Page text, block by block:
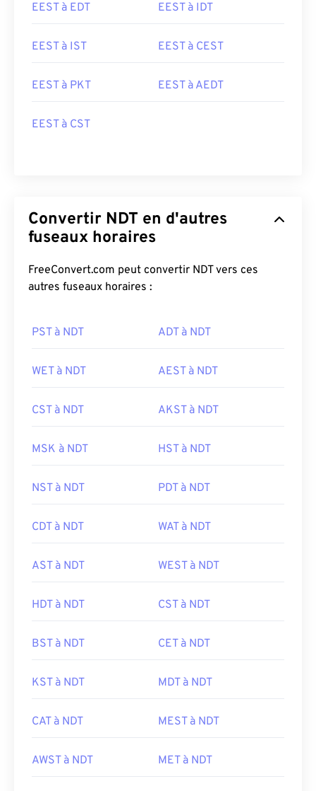
EEST à EDT EEST à IDT
EEST à IST EEST à CEST
EEST à PKT EEST à AEDT
EEST à CST
Convertir NDT en d'autres
fuseaux horaires
FreeConvert.com peut convertir NDT vers ces
autres fuseaux horaires :
PST à NDT ADT à NDT
WET à NDT AEST à NDT
CST à NDT AKST à NDT
MSK à NDT HST à NDT
NST à NDT PDT à NDT
CDT à NDT WAT à NDT
AST à NDT WEST à NDT
HDT à NDT CST à NDT
BST à NDT CET à NDT
KST à NDT MDT à NDT
CAT à NDT MEST à NDT
AWST à NDT MET à NDT